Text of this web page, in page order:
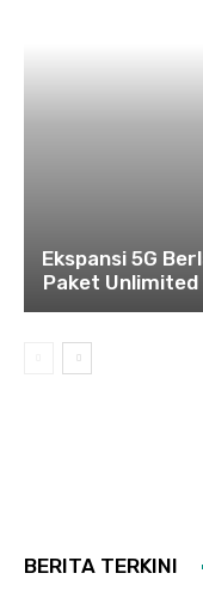
Ekspansi 5G
Paket Unlimited
BERITA TERKINI